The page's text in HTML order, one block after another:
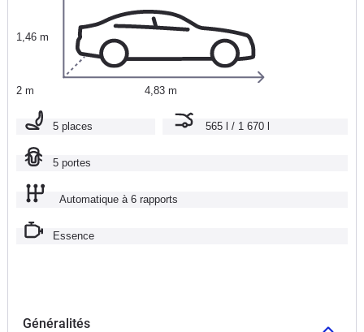
1,46 m
2 m 4,83 m
5 places 565 l / 1 670 l
5 portes
Automatique à 6 rapports
Essence
Généralités